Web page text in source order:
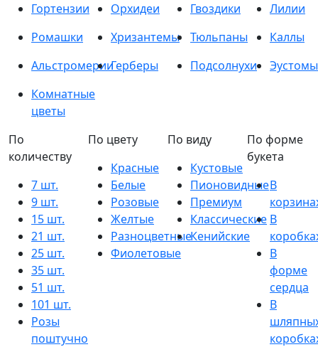
Гортензии
Орхидеи Гвоздики
Лилии
Ромашки
Хризантемы Тюльпаны
Каллы
АльстромерииГерберы Подсолнухи
Эустомы
Комнатные
цветы
По
количеству
7 шт.
9 шт.
15 шт.
21 шт.
25 шт.
35 шт.
51 шт.
101 шт.
Розы
поштучно
По цвету
Красные
Белые
Розовые
Желтые
Разноцветные
Фиолетовые
По виду
Кустовые
Пионовидные
Премиум
Классические
Кенийские
По форме
букета
В
В
В
форме
сердца
В